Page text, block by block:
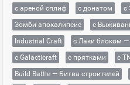
с ареной сплиф
с донатом с
Зомби апокалипсис
с
Industrial Craft
с Лаки блоком —
с Galacticraft
с прятками с
Build Battle — Битва строителей